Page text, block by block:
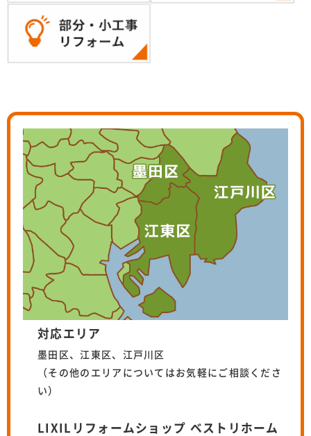
対応エリア
墨田区、江東区、江戸川区
（その他のエリアについてはお気軽にご相談くださ
い）
LIXILリフォームショップ ベストリホーム